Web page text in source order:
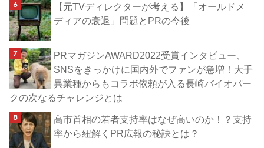
【元TVディレクターが考える】「オールドメ
ディアの衰退」問題とPRの今後
PRマガジンAWARD2022受賞インタビュー、
SNSをきっかけに国内外でファンが急増！大手
異業種からもコラボ依頼が入る長崎バイオパー
クの次なるチャレンジとは
高市首相の若者支持率はなぜ高いのか！？支持
率から紐解くPR広報の秘訣とは？